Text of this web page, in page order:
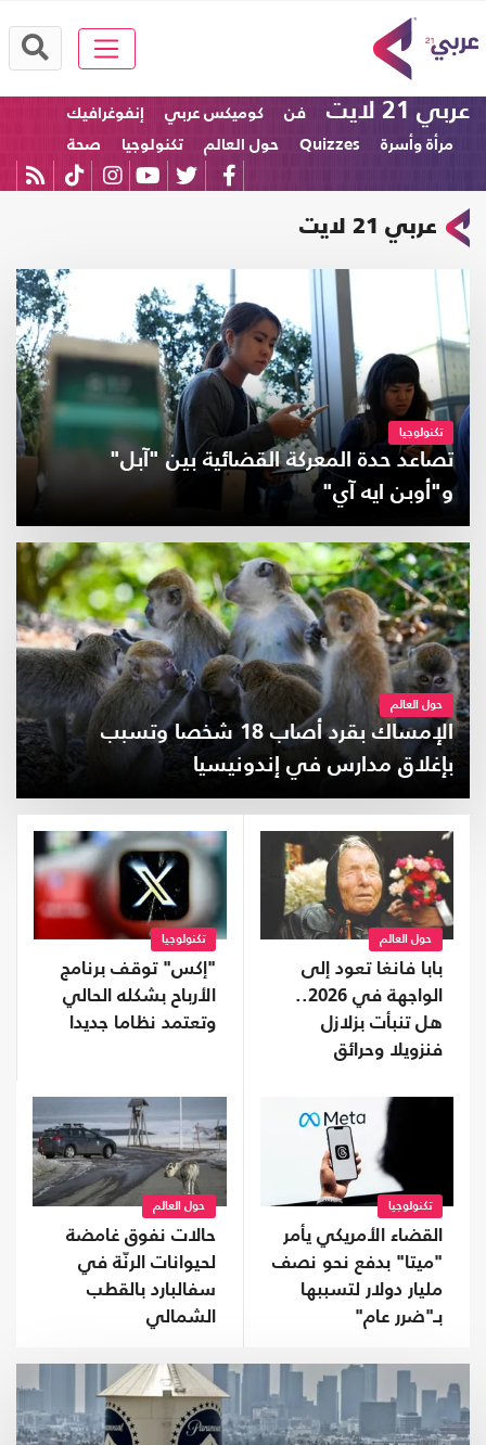
عربي 21 لايت فن كوميكس عربي
إنفوغرافيك
مرأة وأسرة
Quizzes حول العالم تكنولوجيا صحة
عربي 21 لايت
تكنولوجيا
تصاعد حدة المعركة القضائية بين "آبل"
و"أوبن ايه آي"
حول العالم
الإمساك بقرد أصاب 18 شخصا وتسبب
بإغلاق مدارس في إندونيسيا
حول العالم
بابا فانغا تعود إلى
الواجهة في 2026..
هل تنبأت بزلازل
فنزويلا وحرائق
تكنولوجيا
"إكس" توقف برنامج
الأرباح بشكله الحالي
وتعتمد نظاما جديدا
تكنولوجيا
القضاء الأمريكي يأمر
"ميتا" بدفع نحو نصف
مليار دولار لتسببها
بـ"ضرر عام"
حول العالم
حالات نفوق غامضة
لحيوانات الرنّة في
سفالبارد بالقطب
الشمالي